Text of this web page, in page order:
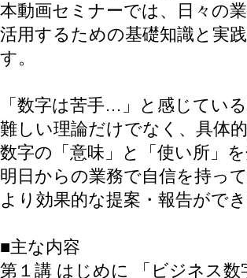
本動画セミナーでは、日々の
活用するための基礎知識と実
す。
「数字は苦手…」と感じてい
難しい理論だけでなく、具体
数字の「意味」と「使い所」
明日からの業務で自信を持っ
より効果的な提案・報告がで
■主な内容
第１講 はじめに 「ビジネス